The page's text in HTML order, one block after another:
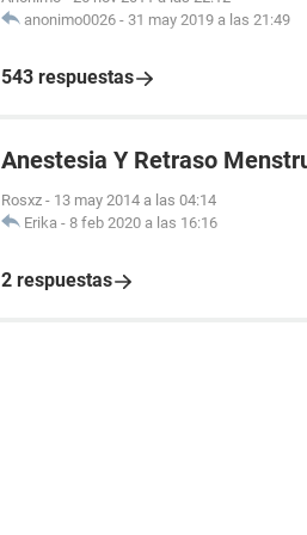
anonimo0026 - 31 may 2019 a las 21:49
543 respuestas
Anestesia Y Retraso
Rosxz - 13 may 2014 a las 04:14
Erika - 8 feb 2020 a las 16:16
2 respuestas